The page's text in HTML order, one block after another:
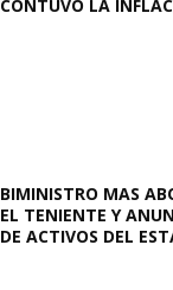
CONTUVO LA
BIMINISTRO MAS
EL TENIENTE Y
DE ACTIVOS DEL